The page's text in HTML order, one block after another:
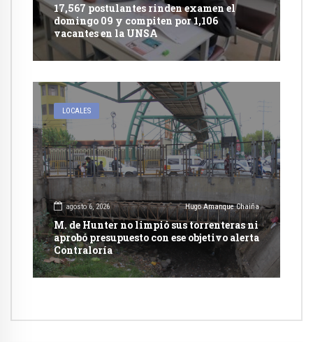
17,567 postulantes rinden examen el
domingo 09 y compiten por 1,106
vacantes en la UNSA
LOCALES
agosto 6, 2026 Hugo Amanque Chaiña
M. de Hunter no limpió sus torrenteras ni
aprobó presupuesto con ese objetivo alerta
Contraloría